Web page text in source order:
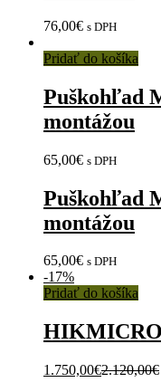
76,00€ s DPH
Pridať do košíka
Puškohľad
montážou
65,00€ s DPH
Puškohľad
montážou
65,00€ s DPH
-17%
Pridať do košíka
1.750,00€2.120,00€